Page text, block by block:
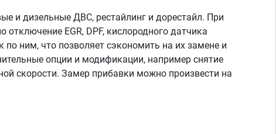
и дизельные ДВС, рестайлинг и дорестайл. При
отключение EGR, DPF, кислородного датчика
ним, что позволяет сэкономить на их замене и
опции и модификации, например снятие
скорости. Замер прибавки можно произвести на